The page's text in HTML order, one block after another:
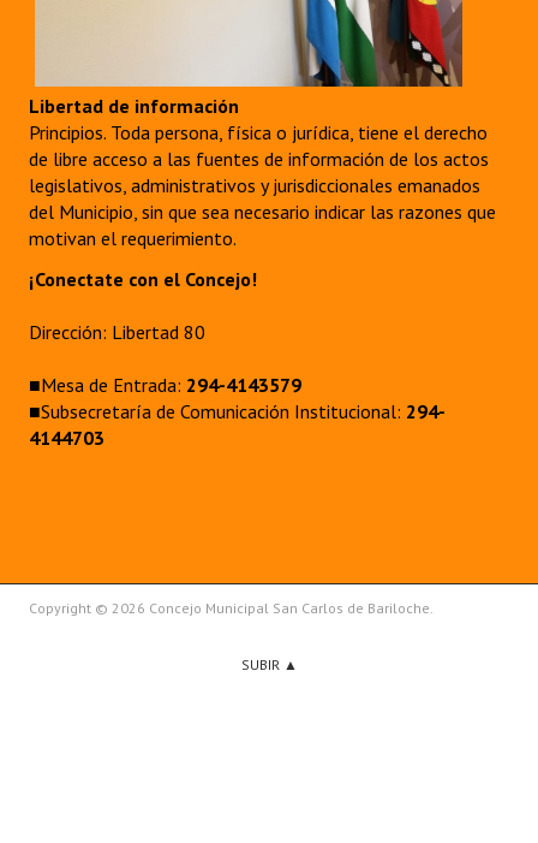
Libertad de información
Principios. Toda persona, física o jurídica, tiene el derecho
de libre acceso a las fuentes de información de los actos
legislativos, administrativos y jurisdiccionales emanados
del Municipio, sin que sea necesario indicar las razones que
motivan el requerimiento.
¡Conectate con el Concejo!
Dirección: Libertad 80
■Mesa de Entrada: 294-4143579
■Subsecretaría de Comunicación Institucional: 294-
4144703
Copyright © 2026 Concejo Municipal San Carlos de Bariloche.
SUBIR ▲